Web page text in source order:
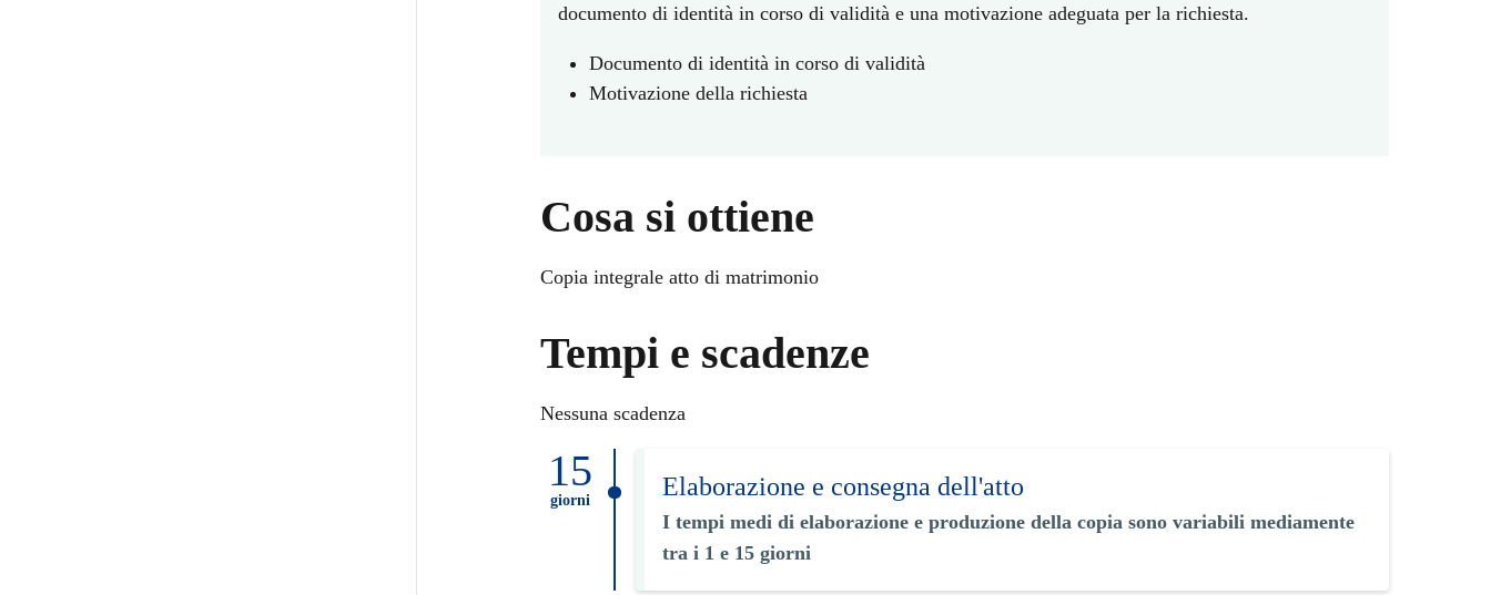
documento di identità in corso di validità e una motivazione adeguata per la richiesta.
Documento di identità in corso di validità
Motivazione della richiesta
Cosa si ottiene
Copia integrale atto di matrimonio
Tempi e scadenze
Nessuna scadenza
15
giorni Elaborazione e consegna dell'atto
I tempi medi di elaborazione e produzione della copia sono variabili mediamente
tra i 1 e 15 giorni